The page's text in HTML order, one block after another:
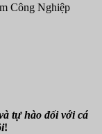
Công Nghiệp
tự hào đối với cá
!